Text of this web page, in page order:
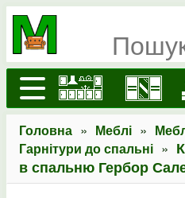
Головна » Меблі »
Гарнітури до спальні »
в спальню Гербор